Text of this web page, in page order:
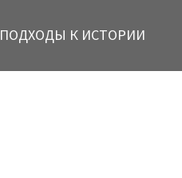
ПОДХОДЫ К ИСТОРИИ